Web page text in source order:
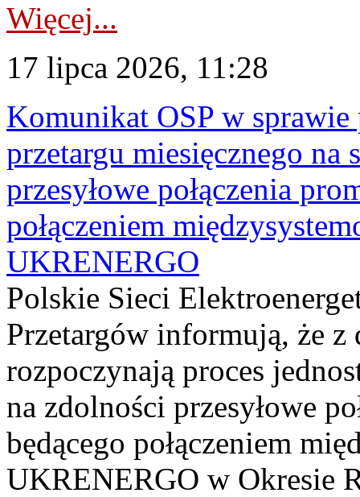
Więcej...
17 lipca 2026, 11:28
Komunikat OSP w sprawie
przetargu miesięcznego
przesyłowe połączenia
połączeniem
UKRENERGO
Polskie Sieci
Przetargów informują, że
rozpoczynają proces
na zdolności przesyłowe
będącego połączeniem
UKRENERGO w Okresie